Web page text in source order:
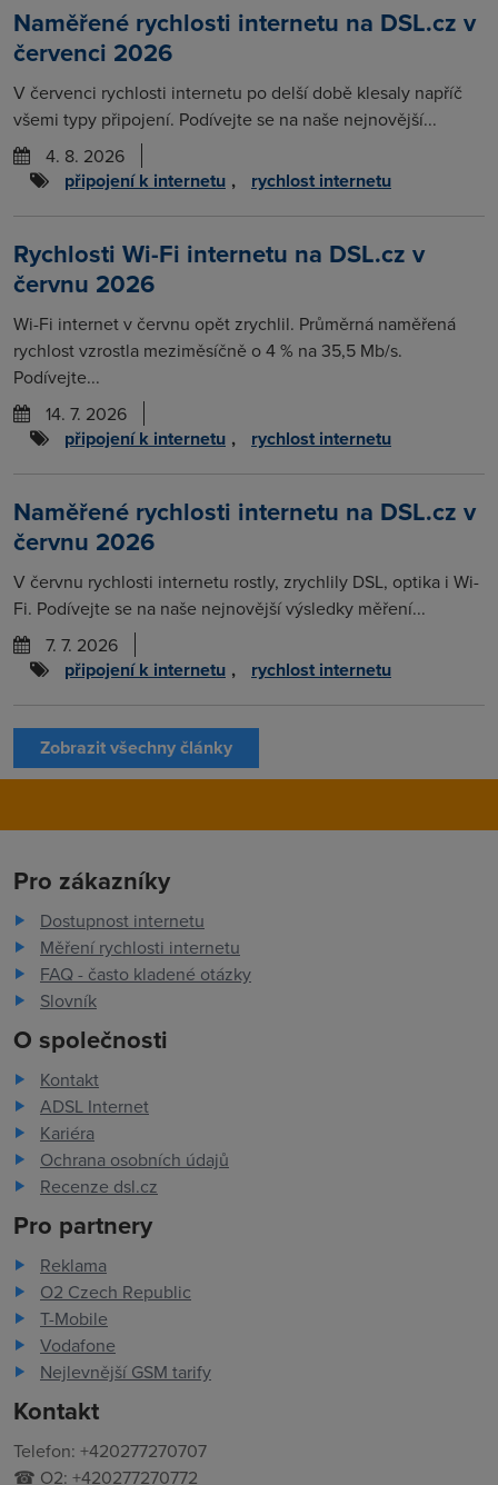
Naměřené rychlosti internetu na DSL.cz v
červenci 2026
V červenci rychlosti internetu po delší době klesaly napříč
všemi typy připojení. Podívejte se na naše nejnovější...
4. 8. 2026
připojení k internetu , rychlost internetu
Rychlosti Wi-Fi internetu na DSL.cz v
červnu 2026
Wi-Fi internet v červnu opět zrychlil. Průměrná naměřená
rychlost vzrostla meziměsíčně o 4 % na 35,5 Mb/s.
Podívejte...
14. 7. 2026
připojení k internetu , rychlost internetu
Naměřené rychlosti internetu na DSL.cz v
červnu 2026
V červnu rychlosti internetu rostly, zrychlily DSL, optika i Wi-
Fi. Podívejte se na naše nejnovější výsledky měření...
7. 7. 2026
připojení k internetu , rychlost internetu
Zobrazit všechny články
Pro zákazníky
Dostupnost internetu
Měření rychlosti internetu
FAQ - často kladené otázky
Slovník
O společnosti
Kontakt
ADSL Internet
Kariéra
Ochrana osobních údajů
Recenze dsl.cz
Pro partnery
Reklama
O2 Czech Republic
T-Mobile
Vodafone
Nejlevnější GSM tarify
Kontakt
Telefon: +420277270707
☎ O2: +420277270772